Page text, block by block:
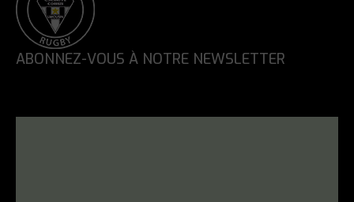
ABONNEZ-VOUS À NOTRE NEWSLETTER